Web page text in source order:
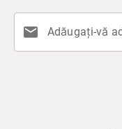
mail Adăugați-vă